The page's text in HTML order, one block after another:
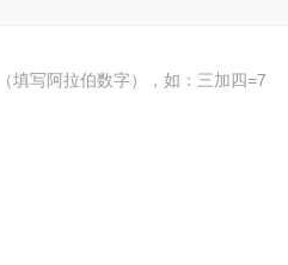
填写阿拉伯数字），如：三加四=7